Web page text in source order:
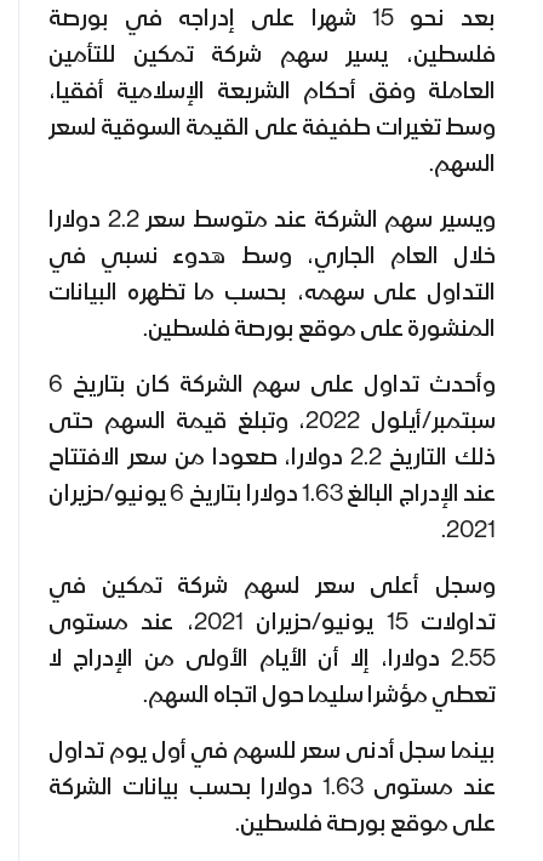
بعد نحو 15 شهرا على إدراجه في بورصة
فلسطين، يسير سهم شركة تمكين للتأمين
العاملة وفق أحكام الشريعة الإسلامية أفقيا،
وسط تغيرات طفيفة على القيمة السوقية لسعر
السهم.
ويسير سهم الشركة عند متوسط سعر 2.2 دولارا
خلال العام الجاري، وسط هدوء نسبي في
التداول على سهمه، بحسب ما تظهره البيانات
المنشورة على موقع بورصة فلسطين.
وأحدث تداول على سهم الشركة كان بتاريخ 6
سبتمبر/أيلول 2022، وتبلغ قيمة السهم حتى
ذلك التاريخ 2.2 دولارا، صعودا من سعر الافتتاح
عند الإدراج البالغ 1.63 دولارا بتاريخ 6 يونيو/حزيران
2021.
وسجل أعلى سعر لسهم شركة تمكين في
تداولات 15 يونيو/حزيران 2021، عند مستوى
2.55 دولارا، إلا أن الأيام الأولى من الإدراج لا
تعطي مؤشرا سليما حول اتجاه السهم.
بينما سجل أدنى سعر للسهم في أول يوم تداول
عند مستوى 1.63 دولارا بحسب بيانات الشركة
على موقع بورصة فلسطين.